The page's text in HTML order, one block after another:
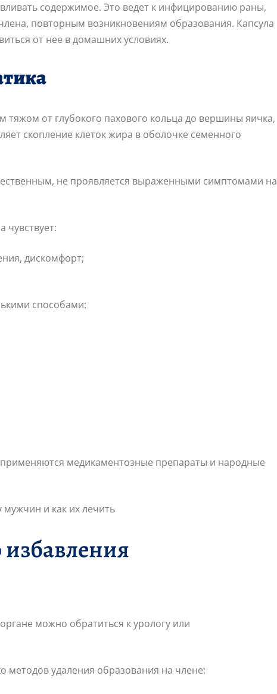
содержимое. Это ведет к инфицированию раны,
повторным возникновениям образования. Капсула
от нее в домашних условиях.
тяжом от глубокого пахового кольца до вершины яичка,
скопление клеток жира в оболочке семенного
не проявляется выраженными симптомами на
чувствует:
дискомфорт;
способами:
медикаментозные препараты и народные
можно обратиться к урологу или
методов удаления образования на члене: